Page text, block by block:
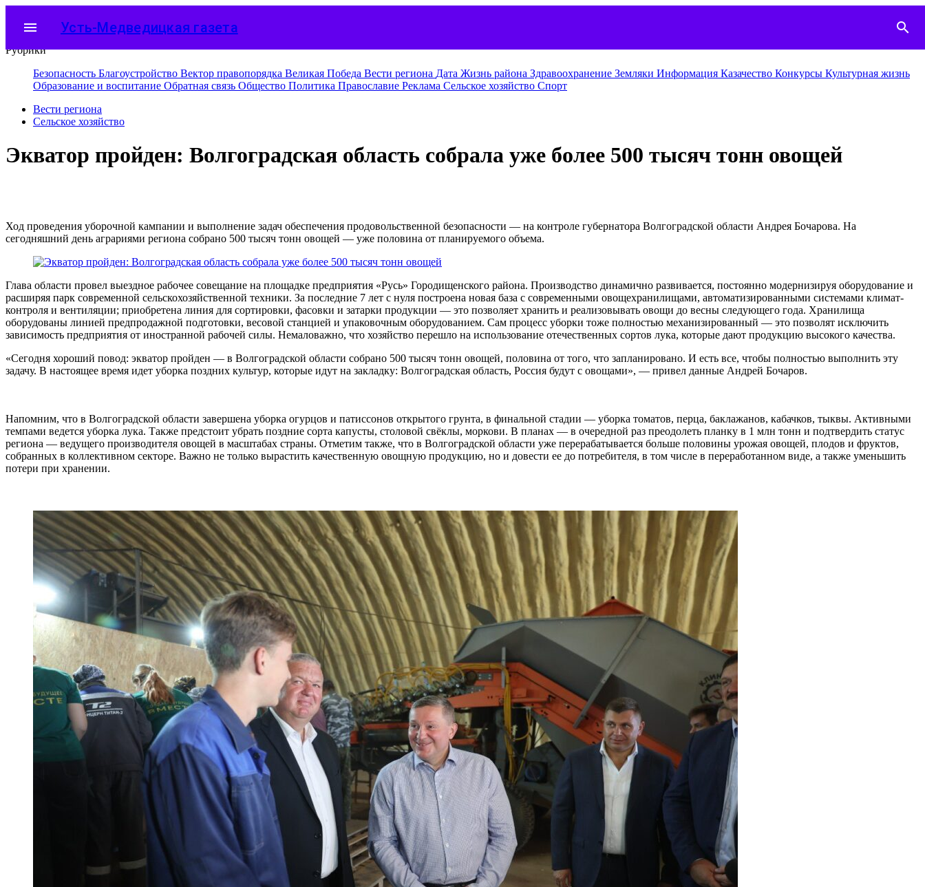
menu Усть-Медведицкая газета search
Рубрики
Безопасность Благоустройство Вектор правопорядка Великая Победа Вести региона Дата Жизнь района Здравоохранение Земляки Информация Казачество Конкурcы Культурная жизнь
Образование и воспитание Обратная связь Общество Политика Православие Реклама Сельское хозяйство Спорт
Вести региона
Сельское хозяйство
Экватор пройден: Волгоградская область собрала уже более 500 тысяч тонн овощей
Ход проведения уборочной кампании и выполнение задач обеспечения продовольственной безопасности — на контроле губернатора Волгоградской области Андрея Бочарова. На
сегодняшний день аграриями региона собрано 500 тысяч тонн овощей — уже половина от планируемого объема.
Глава области провел выездное рабочее совещание на площадке предприятия «Русь» Городищенского района. Производство динамично развивается, постоянно модернизируя оборудование и
расширяя парк современной сельскохозяйственной техники. За последние 7 лет с нуля построена новая база с современными овощехранилищами, автоматизированными системами климат-
контроля и вентиляции; приобретена линия для сортировки, фасовки и затарки продукции — это позволяет хранить и реализовывать овощи до весны следующего года. Хранилища
оборудованы линией предпродажной подготовки, весовой станцией и упаковочным оборудованием. Сам процесс уборки тоже полностью механизированный — это позволят исключить
зависимость предприятия от иностранной рабочей силы. Немаловажно, что хозяйство перешло на использование отечественных сортов лука, которые дают продукцию высокого качества.
«Сегодня хороший повод: экватор пройден — в Волгоградской области собрано 500 тысяч тонн овощей, половина от того, что запланировано. И есть все, чтобы полностью выполнить эту
задачу. В настоящее время идет уборка поздних культур, которые идут на закладку: Волгоградская область, Россия будут с овощами», — привел данные Андрей Бочаров.
Напомним, что в Волгоградской области завершена уборка огурцов и патиссонов открытого грунта, в финальной стадии — уборка томатов, перца, баклажанов, кабачков, тыквы. Активными
темпами ведется уборка лука. Также предстоит убрать поздние сорта капусты, столовой свёклы, моркови. В планах — в очередной раз преодолеть планку в 1 млн тонн и подтвердить статус
региона — ведущего производителя овощей в масштабах страны. Отметим также, что в Волгоградской области уже перерабатывается больше половины урожая овощей, плодов и фруктов,
собранных в коллективном секторе. Важно не только вырастить качественную овощную продукцию, но и довести ее до потребителя, в том числе в переработанном виде, а также уменьшить
потери при хранении.